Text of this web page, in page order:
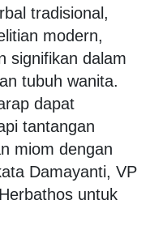
tradisional,
modern,
signifikan dalam
tubuh wanita.
dapat
tantangan
miom dengan
Damayanti, VP
untuk